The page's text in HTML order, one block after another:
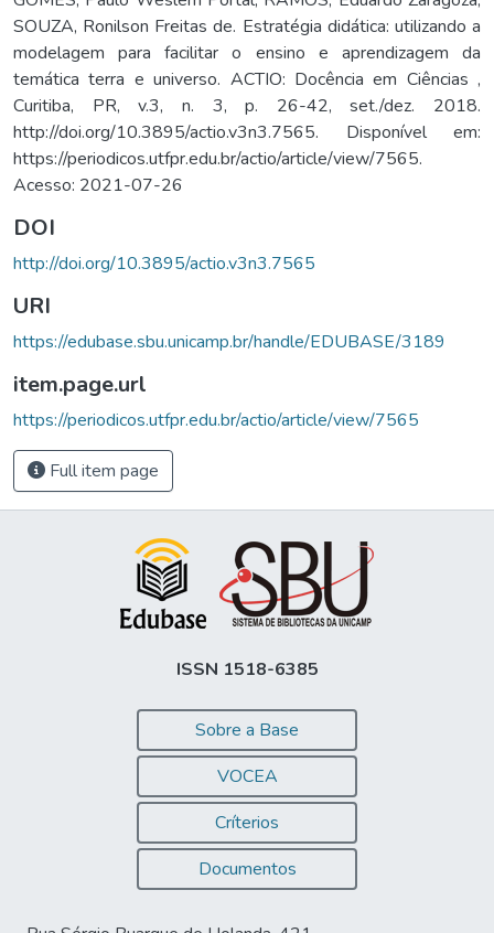
SOUZA, Ronilson Freitas de. Estratégia didática: utilizando a
modelagem para facilitar o ensino e aprendizagem da
temática terra e universo. ACTIO: Docência em Ciências ,
Curitiba, PR, v.3, n. 3, p. 26-42, set./dez. 2018.
http://doi.org/10.3895/actio.v3n3.7565. Disponível em:
https://periodicos.utfpr.edu.br/actio/article/view/7565.
Acesso: 2021-07-26
DOI
http://doi.org/10.3895/actio.v3n3.7565
URI
https://edubase.sbu.unicamp.br/handle/EDUBASE/3189
item.page.url
https://periodicos.utfpr.edu.br/actio/article/view/7565
Full item page
ISSN 1518-6385
Sobre a Base
VOCEA
Críterios
Documentos